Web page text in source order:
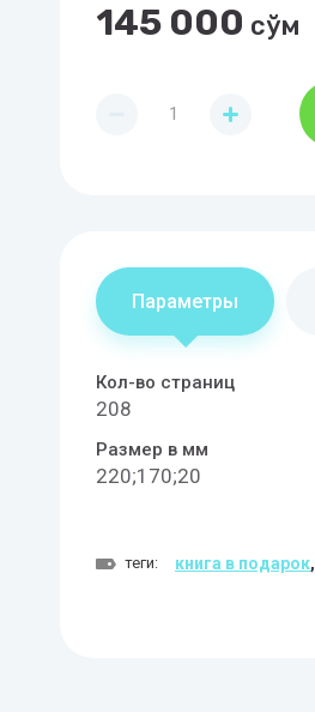
145 000 сўм
Параметры
Кол-во страниц
208
Размер в мм
220;170;20
теги: книга в подарок,